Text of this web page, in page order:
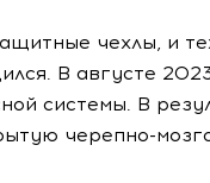
чехлы, и
В августе
системы. В
черепно-